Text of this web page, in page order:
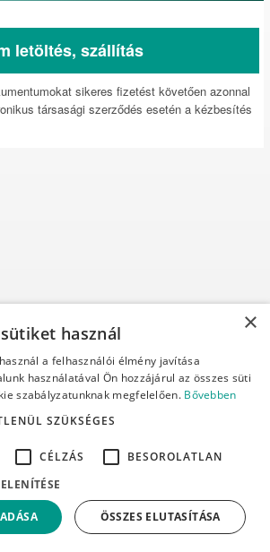
letöltés, szállítás
sikeres fizetést követően azonnal
társasági szerződés esetén a kézbesítés
×
használ
a felhasználói élmény javítása
használatával Ön hozzájárul az összes süti
szabályzatunknak megfelelően. Bővebben
SZÜKSÉGES
CÉLZÁS
BESOROLATLAN
ÖSSZES ELUTASÍTÁSA